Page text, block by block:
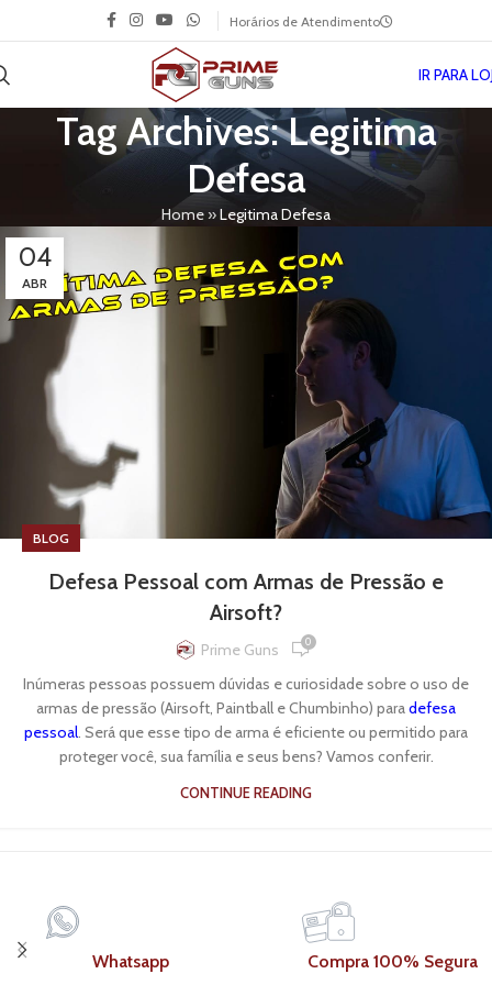
Horários de Atendimento
IR PARA
Tag Archives: Legitima
Defesa
Home»Legitima Defesa
04
ABR
BLOG
Defesa Pessoal com Armas de Pressão e
Airsoft?
Prime Guns 0
Inúmeras pessoas possuem dúvidas e curiosidade sobre o uso de
armas de pressão (Airsoft, Paintball e Chumbinho) paradefesa
pessoal. Será que esse tipo de arma é eficiente ou permitido para
proteger você, sua família e seus bens? Vamos conferir.
CONTINUE READING
Whatsapp Compra 100% Segura